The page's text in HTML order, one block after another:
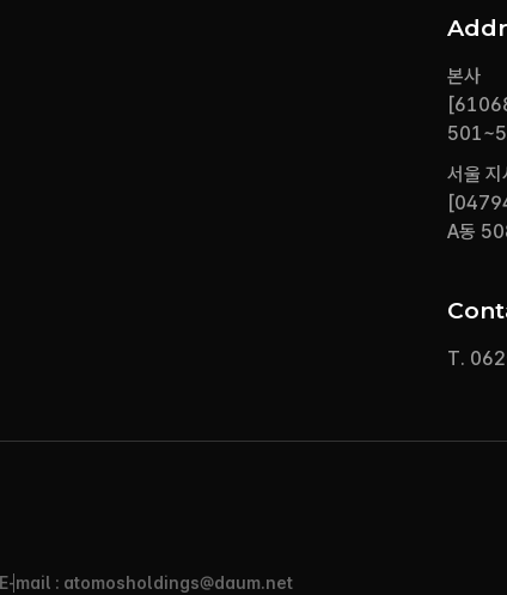
본사
서울 지
A동
T.
E-mail : atomosholdings@daum.net